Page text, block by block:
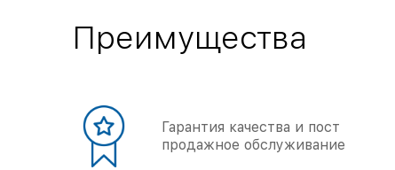
Преимущества
Гарантия качества и пост
продажное обслуживание